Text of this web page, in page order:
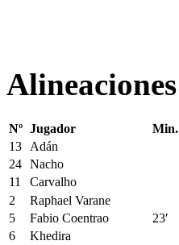
Alineaciones
Nº Jugador Min.
13
Adán
24 Nacho
11
Carvalho
2
Raphael Varane
5
Fabio Coentrao 23′
6
Khedira